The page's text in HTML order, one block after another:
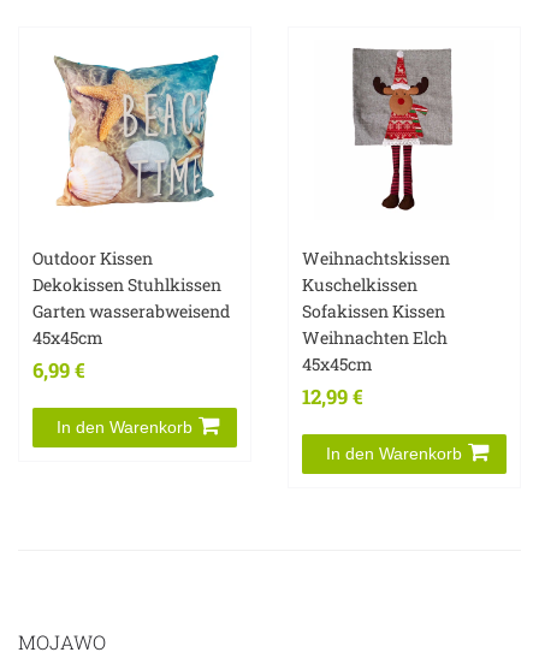
Outdoor Kissen
Dekokissen Stuhlkissen
Garten wasserabweisend
45x45cm
6,99 €
In den Warenkorb
Weihnachtskissen
Kuschelkissen
Sofakissen Kissen
Weihnachten Elch
45x45cm
12,99 €
In den Warenkorb
MOJAWO